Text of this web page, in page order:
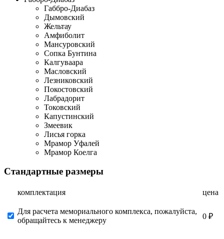
Габбро-Диабаз
Дымовский
Жельтау
Амфиболит
Мансуровский
Сопка Бунтина
Калгуваара
Масловский
Лезниковский
Покостовский
Лабрадорит
Токовский
Капустинский
Змеевик
Лисья горка
Мрамор Уфалей
Мрамор Коелга
Стандартные размеры
комплектация цена
Для расчета мемориального комплекса, пожалуйста,
обращайтесь к менеджеру
0 ₽